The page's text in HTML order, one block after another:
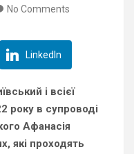
No Comments
LinkedIn
і всієї
року в супроводі
Афанасія
які проходять